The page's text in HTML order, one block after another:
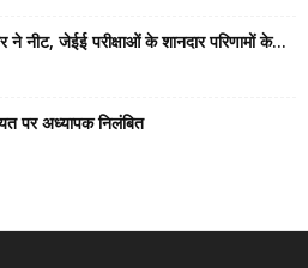
ने नीट, जेईई परीक्षाओं के शानदार परिणामों के...
पर अध्यापक निलंबित